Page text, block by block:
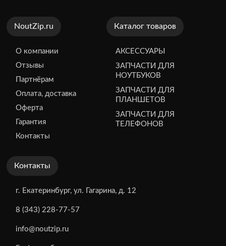
NoutZip.ru
О компании
Отзывы
Партнёрам
Оплата, доставка
Оферта
Гарантия
Контакты
Каталог товаров
АКСЕССУАРЫ
ЗАПЧАСТИ ДЛЯ
НОУТБУКОВ
ЗАПЧАСТИ ДЛЯ
ПЛАНШЕТОВ
ЗАПЧАСТИ ДЛЯ
ТЕЛЕФОНОВ
Контакты
г. Екатеринбург, ул. Гагарина, д. 12
8 (343) 228-77-57
info@noutzip.ru